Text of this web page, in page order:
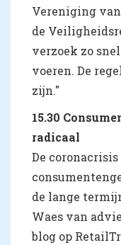
Vereniging
de
verzoek zo
voeren. De
zijn."
15.30
radicaal
De
de lange
Waes van
blog op